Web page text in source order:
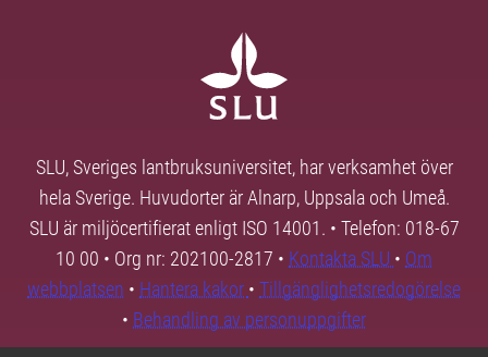
SLU, Sveriges lantbruksuniversitet, har verksamhet över
hela Sverige. Huvudorter är Alnarp, Uppsala och Umeå.
SLU är miljöcertifierat enligt ISO 14001. • Telefon: 018-67
10 00 • Org nr: 202100-2817 • Kontakta SLU • Om
webbplatsen • Hantera kakor • Tillgänglighetsredogörelse
• Behandling av personuppgifter